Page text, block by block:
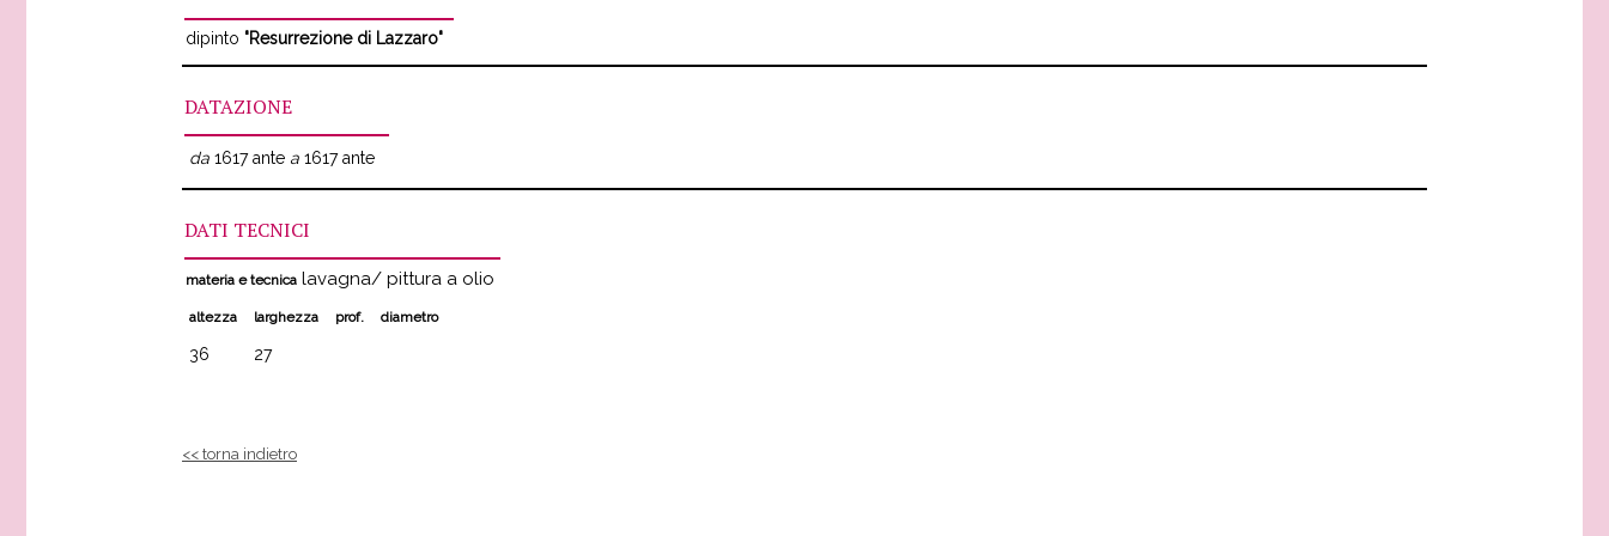
dipinto "Resurrezione di Lazzaro"
DATAZIONE
da 1617 ante a 1617 ante
DATI TECNICI
materia e tecnica lavagna/ pittura a olio
altezza larghezza prof. diametro
36 27
<< torna indietro